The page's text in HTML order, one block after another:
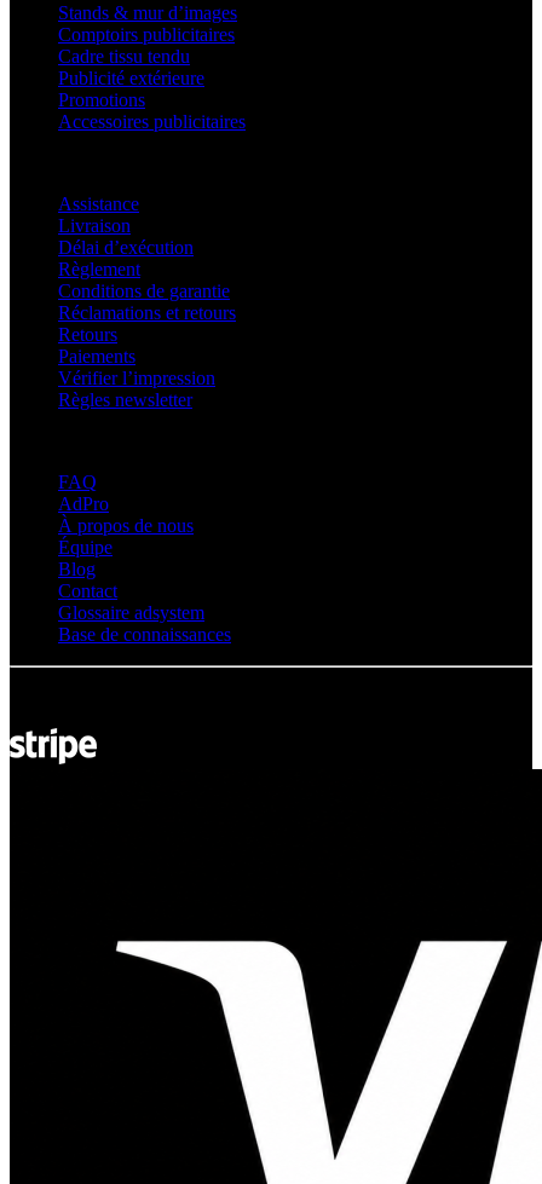
Stands & mur d’images
Comptoirs publicitaires
Cadre tissu tendu
Publicité extérieure
Promotions
Accessoires publicitaires
Assistance
Livraison
Délai d’exécution
Règlement
Conditions de garantie
Réclamations et retours
Retours
Paiements
Vérifier l’impression
Règles newsletter
FAQ
AdPro
À propos de nous
Équipe
Blog
Contact
Glossaire adsystem
Base de connaissances